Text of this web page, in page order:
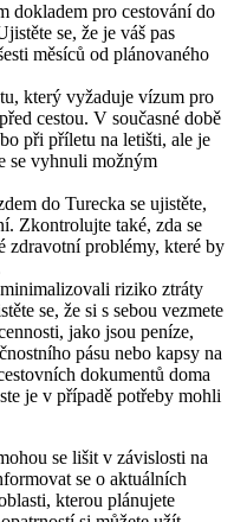
dokladem pro cestování do
se, že je váš pas
měsíců od plánovaného
který vyžaduje vízum pro
cestou. V současné době
při příletu na letišti, ale je
se vyhnuli možným
do Turecka se ujistěte,
Zkontrolujte také, zda se
zdravotní problémy, které by
riziko ztráty
se, že si s sebou vezmete
jako jsou peníze,
pásu nebo kapsy na
dokumentů doma
je v případě potřeby mohli
se lišit v závislosti na
se o aktuálních
kterou plánujete